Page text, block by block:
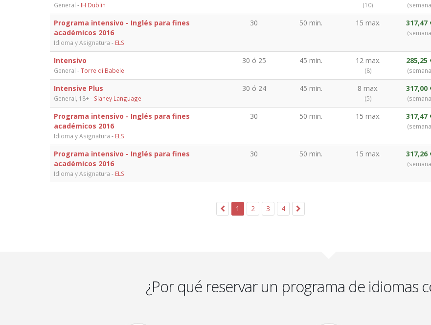
General - IH Dublin (10)
Programa intensivo - Inglés para fines
académicos 2016
Idioma y Asignatura - ELS
30 50 min. 15 max. 317,47
Intensivo
General -Torre di Babele
30 ó 25 45 min. 12 max.
(8)
285,25
Intensive Plus
General, 18+- Slaney Language
30 ó 24 45 min. 8 max.
(5)
317,00
Programa intensivo - Inglés para fines
académicos 2016
Idioma y Asignatura - ELS
30 50 min. 15 max. 317,47
Programa intensivo - Inglés para fines
académicos 2016
Idioma y Asignatura - ELS
30 50 min. 15 max. 317,26
1 2 3 4
¿Por qué reservar un programa de idiomas